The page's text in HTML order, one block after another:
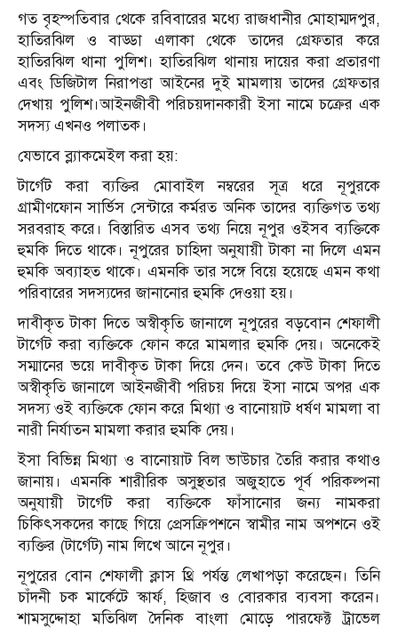
গত বৃহস্পতিবার থেকে রবিবারের মধ্যে রাজধানীর মোহাম্মদপুর,
হাতিরঝিল ও বাড্ডা এলাকা থেকে তাদের গ্রেফতার করে
হাতিরঝিল থানা পুলিশ। হাতিরঝিল থানায় দায়ের করা প্রতারণা
এবং ডিজিটাল নিরাপত্তা আইনের দুই মামলায় তাদের গ্রেফতার
দেখায় পুলিশ।আইনজীবী পরিচয়দানকারী ইসা নামে চক্রের এক
সদস্য এখনও পলাতক।
যেভাবে ব্ল্যাকমেইল করা হয়:
টার্গেট করা ব্যক্তির মোবাইল নম্বরের সূত্র ধরে নূপুরকে
গ্রামীণফোন সার্ভিস সেন্টারে কর্মরত অনিক তাদের ব্যক্তিগত তথ্য
সরবরাহ করে। বিস্তারিত এসব তথ্য নিয়ে নূপুর ওইসব ব্যক্তিকে
হুমকি দিতে থাকে। নূপুরের চাহিদা অনুযায়ী টাকা না দিলে এমন
হুমকি অব্যাহত থাকে। এমনকি তার সঙ্গে বিয়ে হয়েছে এমন কথা
পরিবারের সদস্যদের জানানোর হুমকি দেওয়া হয়।
দাবীকৃত টাকা দিতে অস্বীকৃতি জানালে নূপুরের বড়বোন শেফালী
টার্গেট করা ব্যক্তিকে ফোন করে মামলার হুমকি দেয়। অনেকেই
সম্মানের ভয়ে দাবীকৃত টাকা দিয়ে দেন। তবে কেউ টাকা দিতে
অস্বীকৃতি জানালে আইনজীবী পরিচয় দিয়ে ইসা নামে অপর এক
সদস্য ওই ব্যক্তিকে ফোন করে মিথ্যা ও বানোয়াট ধর্ষণ মামলা বা
নারী নির্যাতন মামলা করার হুমকি দেয়।
ইসা বিভিন্ন মিথ্যা ও বানোয়াট বিল ভাউচার তৈরি করার কথাও
জানায়। এমনকি শারীরিক অসুস্থতার অজুহাতে পূর্ব পরিকল্পনা
অনুযায়ী টার্গেট করা ব্যক্তিকে ফাঁসানোর জন্য নামকরা
চিকিৎসকদের কাছে গিয়ে প্রেসক্রিপশনে স্বামীর নাম অপশনে ওই
ব্যক্তির (টার্গেট) নাম লিখে আনে নূপুর।
নূপুরের বোন শেফালী ক্লাস থ্রি পর্যন্ত লেখাপড়া করেছেন। তিনি
চাঁদনী চক মার্কেটে স্কার্ফ, হিজাব ও বোরকার ব্যবসা করেন।
শামসুদ্দোহা মতিঝিল দৈনিক বাংলা মোড়ে পারফেক্ট ট্রাভেল